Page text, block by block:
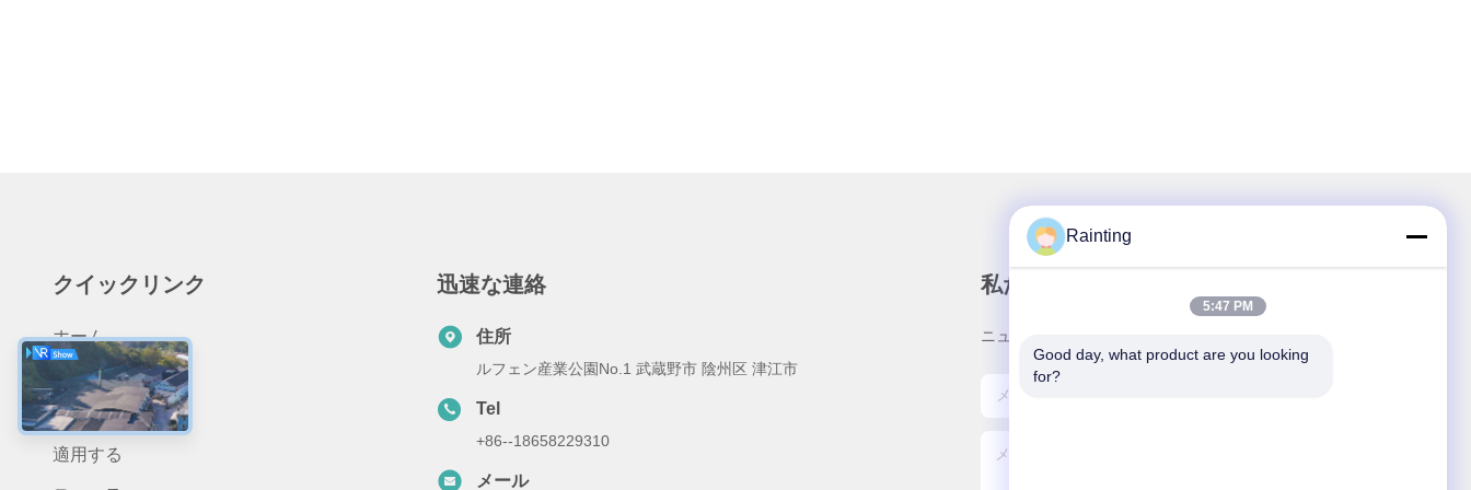
クイックリンク
ホーム
会社情報
製品
適用する
迅速な連絡
住所
ルフェン産業公園No.1 武蔵野市 陰州区 津江市
Tel
+86--18658229310
メール
私たちのニュースレター
ニュースレターへの購読は,割引などで可能です.
Rainting
5:47 PM
Good day, what product are you looking
for?